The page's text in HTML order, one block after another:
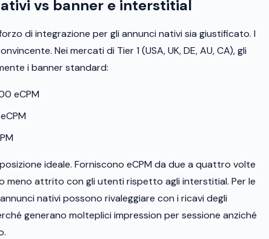
vs banner e interstitial
di integrazione per gli annunci nativi sia giustificato. I
Nei mercati di Tier 1 (USA, UK, DE, AU, CA), gli
i banner standard:
eCPM
ideale. Forniscono eCPM da due a quattro volte
meno attrito con gli utenti rispetto agli interstitial. Per le
nativi possono rivaleggiare con i ricavi degli
generano molteplici impression per sessione anziché